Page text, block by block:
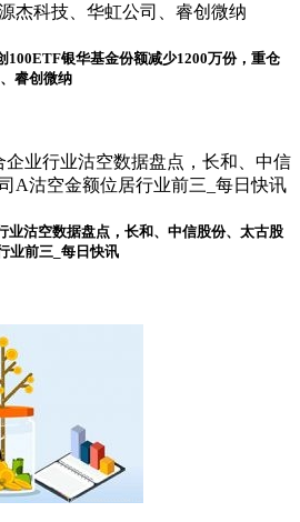
100ETF银华基金份额减少1200万份，重仓
睿创微纳
业沽空数据盘点，长和、中信股份、太古股
业前三_每日快讯